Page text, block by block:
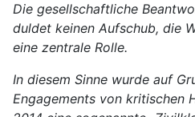
Die gesellschaftliche
duldet keinen Aufschub, die
eine zentrale Rolle.
In diesem Sinne wurde auf
Engagements von kritischen